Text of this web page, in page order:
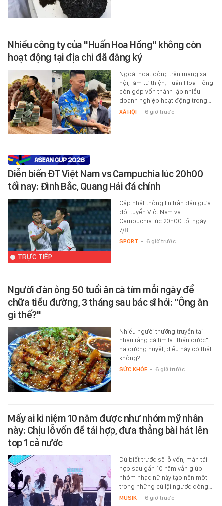
Nhiều công ty của "Huấn Hoa Hồng" không còn
hoạt động tại địa chỉ đã đăng ký
Ngoài hoạt động trên mạng xã
hội, làm từ thiện, Huấn Hoa Hồng
còn góp vốn thành lập nhiều
doanh nghiệp hoạt động trong…
XÃ HỘI - 6 giờ trước
Diễn biến ĐT Việt Nam vs Campuchia lúc 20h00
tối nay: Đình Bắc, Quang Hải đá chính
TRỰC TIẾP
Cập nhật thông tin trận đấu giữa
đội tuyển Việt Nam và
Campuchia lúc 20h00 tối ngày
7/8.
SPORT - 6 giờ trước
Người đàn ông 50 tuổi ăn cà tím mỗi ngày để
chữa tiểu đường, 3 tháng sau bác sĩ hỏi: "Ông ăn
gì thế?"
Nhiều người thường truyền tai
nhau rằng cà tím là "thần dược"
hạ đường huyết, điều này có thật
không?
SỨC KHỎE - 6 giờ trước
Mấy ai kỉ niệm 10 năm được như nhóm mỹ nhân
này: Chịu lỗ vốn để tái hợp, đưa thẳng bài hát lên
top 1 cả nước
Dù biết trước sẽ lỗ vốn, màn tái
hợp sau gần 10 năm vẫn giúp
nhóm nhạc nữ này tạo nên một
trong những cú lội ngược dòng…
MUSIK - 6 giờ trước